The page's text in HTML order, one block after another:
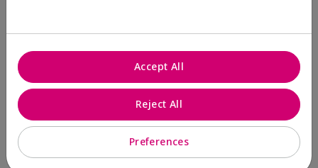
Walking in victory
Sí, recomendaría a un amigo
¿Le ha resultado útil esta
23 0
Marcar esta opinión
Preferences
Reject All
Accept All